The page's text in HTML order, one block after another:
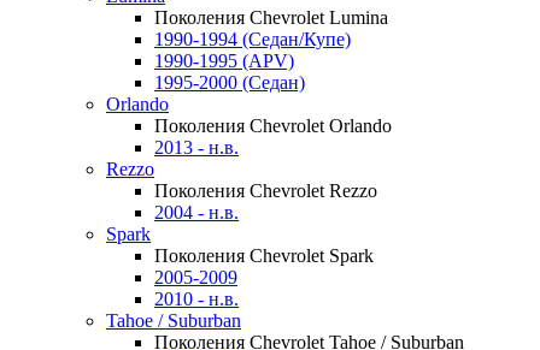
Поколения Chevrolet Lumina
1990-1994 (Седан/Купе)
1990-1995 (APV)
1995-2000 (Седан)
Orlando
Поколения Chevrolet Orlando
2013 - н.в.
Rezzo
Поколения Chevrolet Rezzo
2004 - н.в.
Spark
Поколения Chevrolet Spark
2005-2009
2010 - н.в.
Tahoe / Suburban
Поколения Chevrolet Tahoe / Suburban